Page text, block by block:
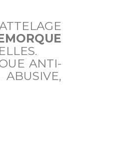
ANTI-